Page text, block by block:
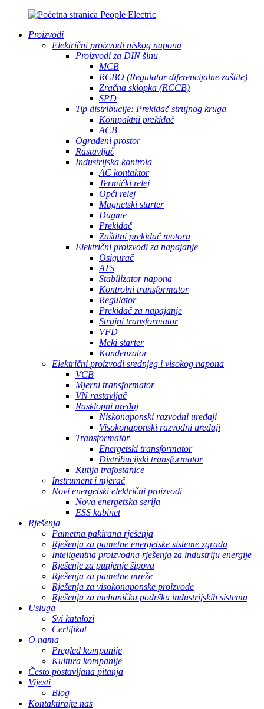
Proizvodi
Električni proizvodi niskog napona
Proizvodi za DIN šinu
MCB
RCBO (Regulator diferencijalne zaštite)
Zračna sklopka (RCCB)
SPD
Tip distribucije: Prekidač strujnog kruga
Kompaktni prekidač
ACB
Ograđeni prostor
Rastavljač
Industrijska kontrola
AC kontaktor
Termički relej
Opći relej
Magnetski starter
Dugme
Prekidač
Zaštitni prekidač motora
Električni proizvodi za napajanje
Osigurač
ATS
Stabilizator napona
Kontrolni transformator
Regulator
Prekidač za napajanje
Strujni transformator
VFD
Meki starter
Kondenzator
Električni proizvodi srednjeg i visokog napona
VCB
Mjerni transformator
VN rastavljač
Rasklopni uređaj
Niskonaponski razvodni uređaji
Visokonaponski razvodni uređaji
Transformator
Energetski transformator
Distribucijski transformator
Kutija trafostanice
Instrument i mjerač
Novi energetski električni proizvodi
Nova energetska serija
ESS kabinet
Rješenja
Pametna pakirana rješenja
Rješenja za pametne energetske sisteme zgrada
Inteligentna proizvodna rješenja za industriju energije
Rješenje za punjenje šipova
Rješenja za pametne mreže
Rješenja za visokonaponske proizvode
Rješenja za mehaničku podršku industrijskih sistema
Usluga
Svi katalozi
Certifikat
O nama
Pregled kompanije
Kultura kompanije
Često postavljana pitanja
Vijesti
Blog
Kontaktirajte nas